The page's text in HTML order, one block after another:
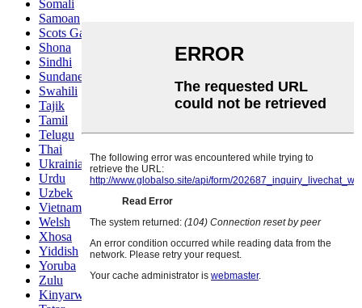
Somali
Samoan
Scots Gaelic
Shona
Sindhi
Sundanese
Swahili
Tajik
Tamil
Telugu
Thai
Ukrainian
Urdu
Uzbek
Vietnamese
Welsh
Xhosa
Yiddish
Yoruba
Zulu
Kinyarwanda